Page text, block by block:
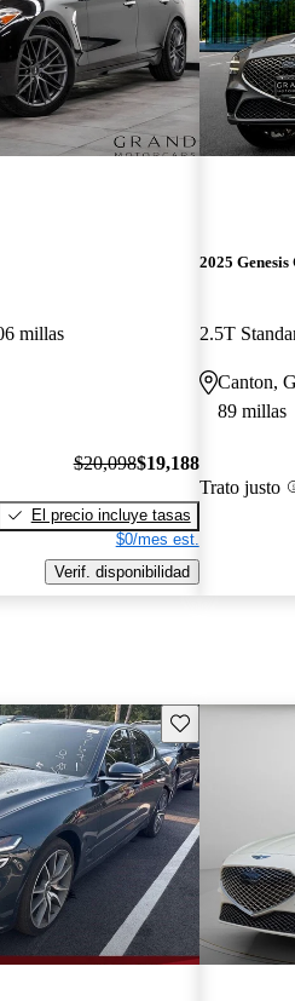
millas
$20,098$19,188
El precio incluye tasas
$0/mes est.
Verif. disponibilidad
2025 Genesis
2.5T
Canton,
89 millas
Trato justo
Guarda este Aviso